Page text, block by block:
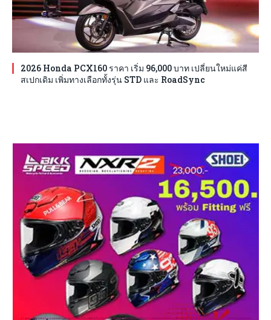
2026 Honda PCX160 ราคา เริ่ม 96,000 บาท เปลี่ยนใหม่แค่สี
สเปกเดิม เพิ่มทางเลือกทั้งรุ่น STD และ RoadSync